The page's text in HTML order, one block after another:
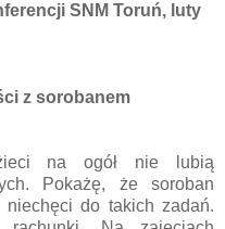
SNM Toruń, luty
z sorobanem
na ogół nie lubią
Pokażę, że soroban
niechęci do takich zadań.